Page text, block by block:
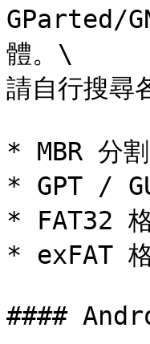
GParted/
體。\
請自行搜尋
* MBR 分割
* GPT /
* FAT32
* exFAT
####